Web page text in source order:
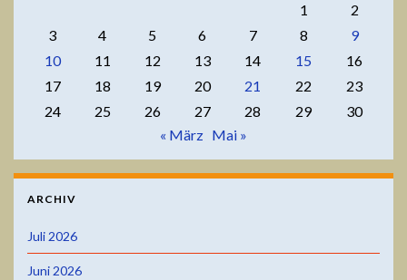
1
2
3
4 5 6 7 8
9
10
11 12 13 14 15
16
17
18 19 20 21 22
23
24
25 26 27 28 29
30
« März Mai »
ARCHIV
Juli 2026
Juni 2026